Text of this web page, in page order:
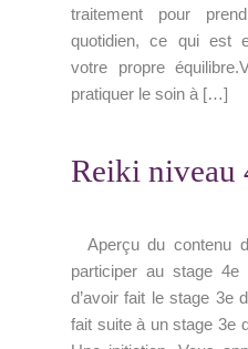
traitement pour
quotidien, ce qui est
votre propre
pratiquer le soin à […]
Reiki niveau
Aperçu du contenu
participer au stage
d’avoir fait le stage 3e
fait suite à un stage 3e